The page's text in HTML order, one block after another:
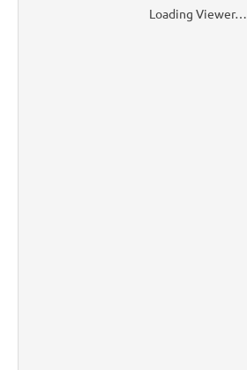
Loading Viewer…